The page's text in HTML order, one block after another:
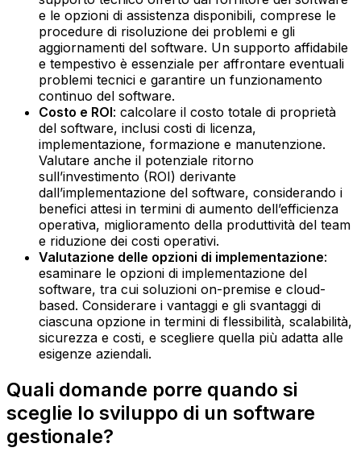
e le opzioni di assistenza disponibili, comprese le
procedure di risoluzione dei problemi e gli
aggiornamenti del software. Un supporto affidabile
e tempestivo è essenziale per affrontare eventuali
problemi tecnici e garantire un funzionamento
continuo del software.‍
Costo e ROI: calcolare il costo totale di proprietà
del software, inclusi costi di licenza,
implementazione, formazione e manutenzione.
Valutare anche il potenziale ritorno
sull’investimento (ROI) derivante
dall’implementazione del software, considerando i
benefici attesi in termini di aumento dell’efficienza
operativa, miglioramento della produttività del team
e riduzione dei costi operativi.‍
Valutazione delle opzioni di implementazione:
esaminare le opzioni di implementazione del
software, tra cui soluzioni on-premise e cloud-
based. Considerare i vantaggi e gli svantaggi di
ciascuna opzione in termini di flessibilità, scalabilità,
sicurezza e costi, e scegliere quella più adatta alle
esigenze aziendali.
Quali domande porre quando si
sceglie lo sviluppo di un software
gestionale?